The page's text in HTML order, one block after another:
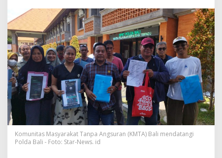
a
p
o
r
k
a
n
D
u
g
a
a
n
P
e
n
Komunitas Masyarakat Tanpa Angsuran (KMTA) Bali mendatangi
Polda Bali - Foto: Star-News. id